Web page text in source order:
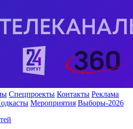
Спецпроекты Контакты Реклама
Мероприятия Выборы-2026